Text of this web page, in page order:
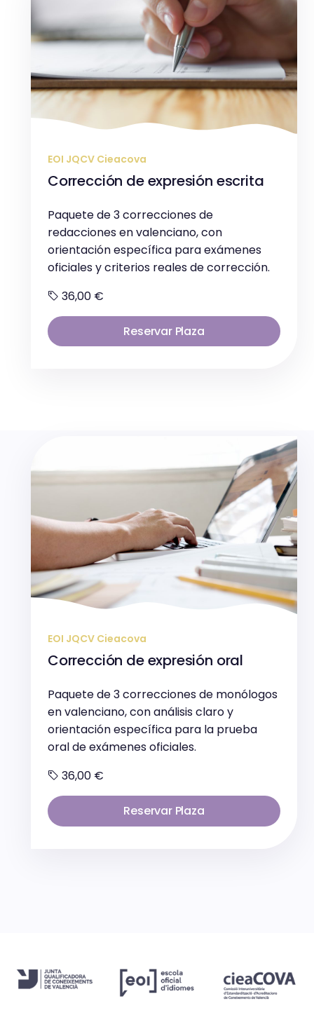
EOI JQCV Cieacova
Corrección de expresión escrita
Paquete de 3 correcciones de
redacciones en valenciano, con
orientación específica para exámenes
oficiales y criterios reales de corrección.
36,00 €
Reservar Plaza
EOI JQCV Cieacova
Corrección de expresión oral
Paquete de 3 correcciones de monólogos
en valenciano, con análisis claro y
orientación específica para la prueba
oral de exámenes oficiales.
36,00 €
Reservar Plaza